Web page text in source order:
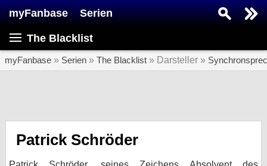
myFanbase Serien
The Blacklist
myFanbase » Serien » The Blacklist » Darsteller »
Patrick Schröder
SERIEN